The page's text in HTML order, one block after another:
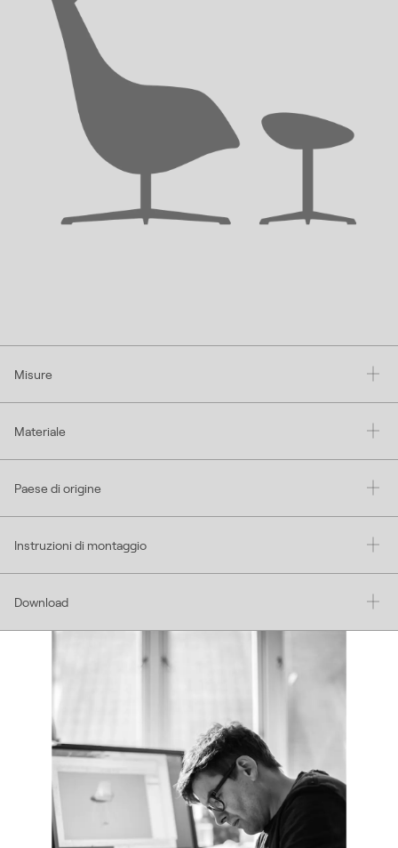
Misure
Materiale
Paese di origine
Instruzioni di montaggio
Download